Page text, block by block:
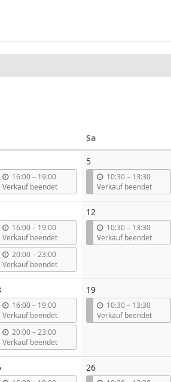
Freitag SaSamstag
16:00–b
i
s
19:00
Verkauf beendet
5
10:30–b
i
s
13:30
Verkauf beendet
16:00–b
i
s
19:00
Verkauf beendet
20:00–b
i
s
23:00
Verkauf beendet
12
10:30–b
i
s
13:30
Verkauf beendet
16:00–b
i
s
19:00
Verkauf beendet
20:00–b
i
s
23:00
Verkauf beendet
19
10:30–b
i
s
13:30
Verkauf beendet
26